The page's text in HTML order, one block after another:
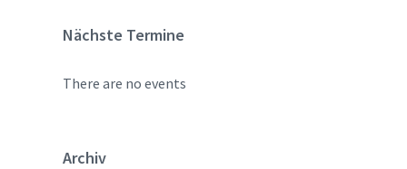
Nächste Termine
There are no events
Archiv